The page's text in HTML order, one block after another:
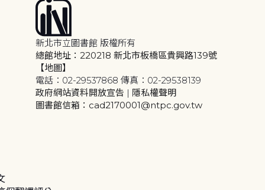
新北市立圖書館 版權所有
總館地址：220218 新北市板橋區貴興路139號
【地圖】
電話：02-29537868 傳真：02-29538139
政府網站資料開放宣告 | 隱私權聲明
圖書館信箱：cad2170001@ntpc.gov.tw